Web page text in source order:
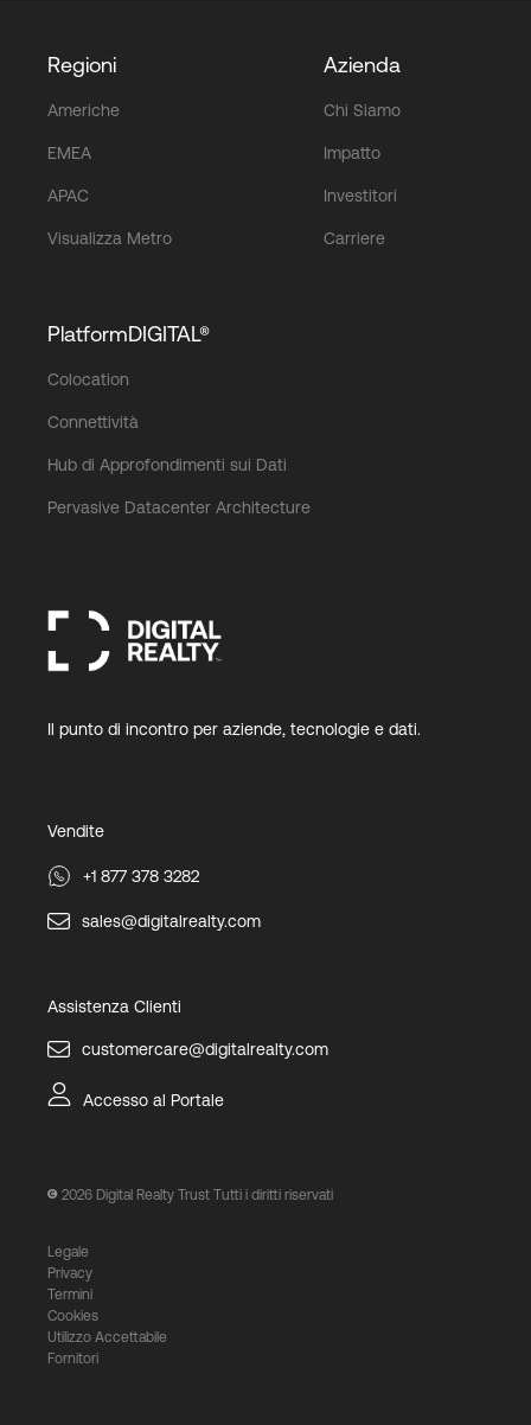
Regioni
Americhe
EMEA
APAC
Visualizza Metro
Azienda
Chi Siamo
Impatto
Investitori
Carriere
PlatformDIGITAL®
Colocation
Connettività
Hub di Approfondimenti sui Dati
Pervasive Datacenter Architecture
Il punto di incontro per aziende, tecnologie e dati.
Vendite
+1 877 378 3282
sales@digitalrealty.com
Assistenza Clienti
customercare@digitalrealty.com
Accesso al Portale
2026 Digital Realty Trust Tutti i diritti riservati
Legale
Privacy
Termini
Cookies
Utilizzo Accettabile
Fornitori